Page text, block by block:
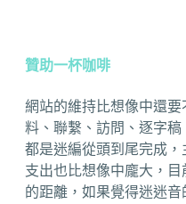
贊助一杯咖啡
網站的維持比想像中還
料、聯繫、訪問、逐字
都是迷編從頭到尾完成
支出也比想像中龐大，
的距離，如果覺得迷迷